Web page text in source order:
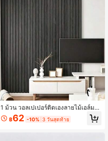
1 ม้วน วอลเปเปอร์ติดเองลายไม้เอล์มสีเ
ทา, ลอกและติด, สำหรับตกแต่งผนัง, ลา
ยไม้, เหมาะสำหรับห้องนั่งเล่น, ห้องนอ
฿62 -10% 3 วันสุดท้าย